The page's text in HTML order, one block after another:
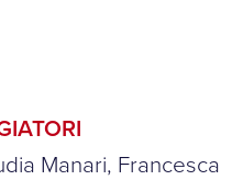
Manari, Francesca